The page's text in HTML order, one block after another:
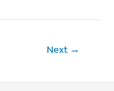
Next →